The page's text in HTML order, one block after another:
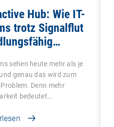
Hub: Wie IT-
trotz Signalflut
sehen heute mehr als je
genau das wird zum
Denn mehr
bedeutet…